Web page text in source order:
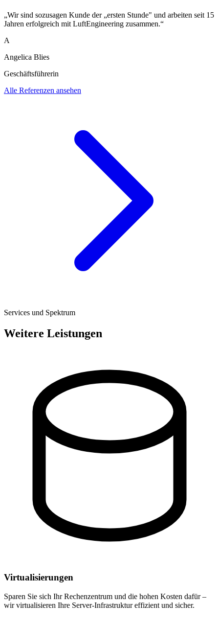
„Wir sind sozusagen Kunde der „ersten Stunde" und arbeiten seit 15
Jahren erfolgreich mit LuftEngineering zusammen.“
A
Angelica Blies
Geschäftsführerin
Alle Referenzen ansehen
Services und Spektrum
Weitere Leistungen
Virtualisierungen
Sparen Sie sich Ihr Rechenzentrum und die hohen Kosten dafür –
wir virtualisieren Ihre Server-Infrastruktur effizient und sicher.